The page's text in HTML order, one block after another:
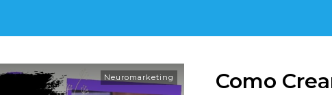
Neuromarketing
Como